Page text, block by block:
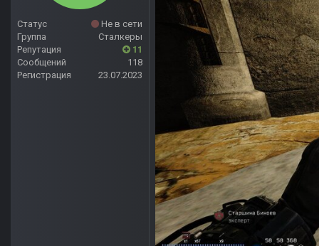
Статус
Не в сети
Группа
Сталкеры
Репутация
11
Сообщений
118
Регистрация
23.07.2023